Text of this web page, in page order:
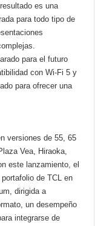
es una
para todo tipo de
para el futuro
con Wi-Fi 5 y
para ofrecer una
versiones de 55, 65
Vea, Hiraoka,
este lanzamiento, el
de TCL en
dirigida a
un desempeño
integrarse de